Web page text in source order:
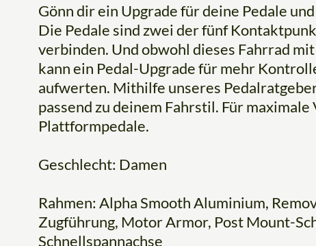
Gönn dir ein Upgrade für deine Pedale
Die Pedale sind zwei der fünf
verbinden. Und obwohl dieses Fahrrad
kann ein Pedal-Upgrade für mehr
aufwerten. Mithilfe unseres
passend zu deinem Fahrstil. Für
Plattformpedale.
Geschlecht: Damen
Rahmen: Alpha Smooth Aluminium,
Zugführung, Motor Armor, Post Mount-
Schnellspannachse